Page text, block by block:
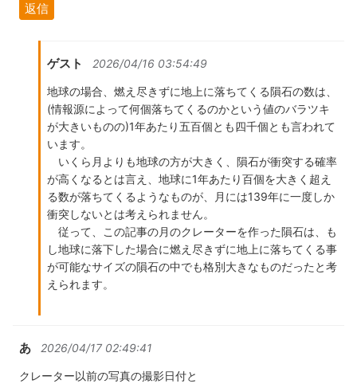
返信
ゲスト 2026/04/16 03:54:49
地球の場合、燃え尽きずに地上に落ちてくる隕石の数は、
(情報源によって何個落ちてくるのかという値のバラツキ
が大きいものの)1年あたり五百個とも四千個とも言われて
います。
いくら月よりも地球の方が大きく、隕石が衝突する確率
が高くなるとは言え、地球に1年あたり百個を大きく超え
る数が落ちてくるようなものが、月には139年に一度しか
衝突しないとは考えられません。
従って、この記事の月のクレーターを作った隕石は、も
し地球に落下した場合に燃え尽きずに地上に落ちてくる事
が可能なサイズの隕石の中でも格別大きなものだったと考
えられます。
あ 2026/04/17 02:49:41
クレーター以前の写真の撮影日付と